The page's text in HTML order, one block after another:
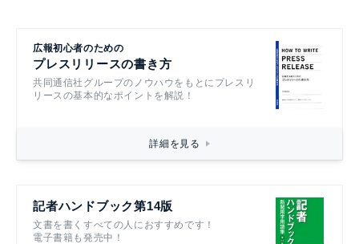
広報初心者のための
プレスリリースの書き方
共同通信社グループのノウハウをもとにプレスリ
リースの基本的なポイントを解説！
詳細を見る
記者ハンドブック第14版
文書を書くすべての人におすすめです！
電子書籍も発売中！